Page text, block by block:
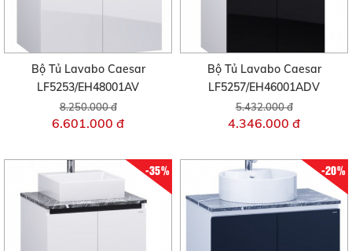
Bộ Tủ Lavabo Caesar
LF5253/EH48001AV
8.250.000 đ
6.601.000 đ
Bộ Tủ Lavabo Caesar
LF5257/EH46001ADV
5.432.000 đ
4.346.000 đ
-35% -20%